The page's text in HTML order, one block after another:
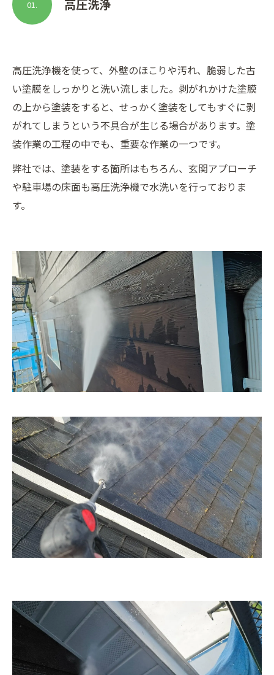
高圧洗浄
01.
高圧洗浄機を使って、外壁のほこりや汚れ、脆弱した古
い塗膜をしっかりと洗い流しました。剥がれかけた塗膜
の上から塗装をすると、せっかく塗装をしてもすぐに剥
がれてしまうという不具合が生じる場合があります。塗
装作業の工程の中でも、重要な作業の一つです。
弊社では、塗装をする箇所はもちろん、玄関アプローチ
や駐車場の床面も高圧洗浄機で水洗いを行っておりま
す。